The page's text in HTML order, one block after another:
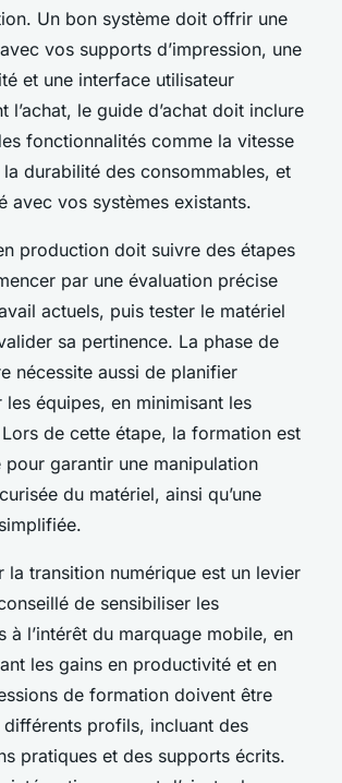
Un bon système doit offrir une
vos supports d’impression, une
et une interface utilisateur
l’achat, le guide d’achat doit inclure
fonctionnalités comme la vitesse
la durabilité des consommables, et
avec vos systèmes existants.
production doit suivre des étapes
par une évaluation précise
actuels, puis tester le matériel
sa pertinence. La phase de
nécessite aussi de planifier
les équipes, en minimisant les
de cette étape, la formation est
pour garantir une manipulation
du matériel, ainsi qu’une
la transition numérique est un levier
de sensibiliser les
à l’intérêt du marquage mobile, en
les gains en productivité et en
de formation doivent être
différents profils, incluant des
pratiques et des supports écrits.